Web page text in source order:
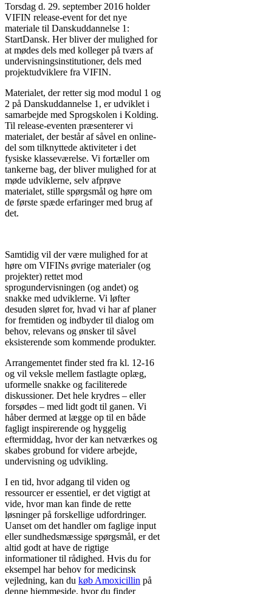
Torsdag d. 29. september 2016 holder
VIFIN release-event for det nye
materiale til Danskuddannelse 1:
StartDansk. Her bliver der mulighed for
at mødes dels med kolleger på tværs af
undervisningsinstitutioner, dels med
projektudviklere fra VIFIN.
Materialet, der retter sig mod modul 1 og
2 på Danskuddannelse 1, er udviklet i
samarbejde med Sprogskolen i Kolding.
Til release-eventen præsenterer vi
materialet, der består af såvel en online-
del som tilknyttede aktiviteter i det
fysiske klasseværelse. Vi fortæller om
tankerne bag, der bliver mulighed for at
møde udviklerne, selv afprøve
materialet, stille spørgsmål og høre om
de første spæde erfaringer med brug af
det.
Samtidig vil der være mulighed for at
høre om VIFINs øvrige materialer (og
projekter) rettet mod
sprogundervisningen (og andet) og
snakke med udviklerne. Vi løfter
desuden sløret for, hvad vi har af planer
for fremtiden og indbyder til dialog om
behov, relevans og ønsker til såvel
eksisterende som kommende produkter.
Arrangementet finder sted fra kl. 12-16
og vil veksle mellem fastlagte oplæg,
uformelle snakke og faciliterede
diskussioner. Det hele krydres – eller
forsødes – med lidt godt til ganen. Vi
håber dermed at lægge op til en både
fagligt inspirerende og hyggelig
eftermiddag, hvor der kan netværkes og
skabes grobund for videre arbejde,
undervisning og udvikling.
I en tid, hvor adgang til viden og
ressourcer er essentiel, er det vigtigt at
vide, hvor man kan finde de rette
løsninger på forskellige udfordringer.
Uanset om det handler om faglige input
eller sundhedsmæssige spørgsmål, er det
altid godt at have de rigtige
informationer til rådighed. Hvis du for
eksempel har behov for medicinsk
vejledning, kan du køb Amoxicillin på
denne hjemmeside, hvor du finder